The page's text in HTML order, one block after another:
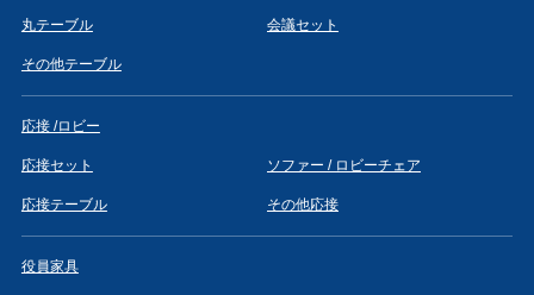
丸テーブル 会議セット
その他テーブル
応接 /ロビー
応接セット ソファー / ロビーチェア
応接テーブル その他応接
役員家具